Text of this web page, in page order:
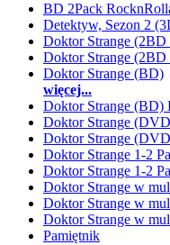
BD 2Pack
Detektyw, Sezon 2
Doktor Strange
Doktor Strange
Doktor Strange (BD)
więcej...
Doktor Strange (BD)
Doktor Strange
Doktor Strange
Doktor Strange 1-2
Doktor Strange 1-2
Doktor Strange w
Doktor Strange w
Doktor Strange w
Pamiętnik